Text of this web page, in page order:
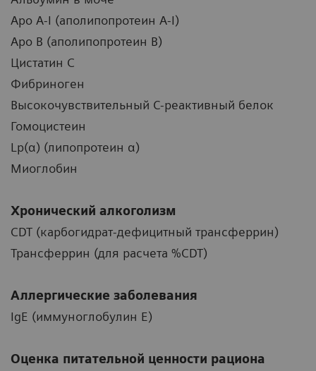
Apo A-I (аполипопротеин A-I)
Apo B (аполипопротеин B)
Цистатин C
Фибриноген
Высокочувствительный С-реактивный белок
Гомоцистеин
Lp(α) (липопротеин α)
Миоглобин
Хронический алкоголизм
CDT (карбогидрат-дефицитный трансферрин)
Трансферрин (для расчета %CDT)
Аллергические заболевания
IgE (иммуноглобулин E)
Оценка питательной ценности рациона